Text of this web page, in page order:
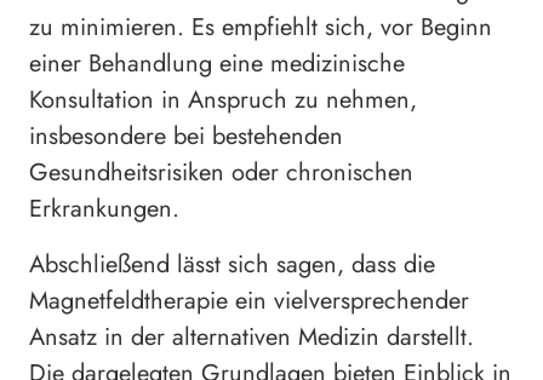
zu minimieren. Es empfiehlt sich, vor Beginn
einer Behandlung eine medizinische
Konsultation in Anspruch zu nehmen,
insbesondere bei bestehenden
Gesundheitsrisiken oder chronischen
Erkrankungen.
Abschließend lässt sich sagen, dass die
Magnetfeldtherapie ein vielversprechender
Ansatz in der alternativen Medizin darstellt.